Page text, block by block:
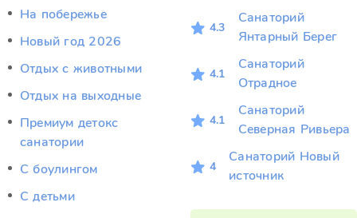
На побережье
Новый год 2026
Отдых c животными
Отдых на выходные
Премиум детокс
санатории
С боулингом
С детьми
4.3
Санаторий
Янтарный Берег
4.1
Санаторий
Отрадное
4.1
Санаторий
Северная Ривьера
4
Санаторий Новый
источник